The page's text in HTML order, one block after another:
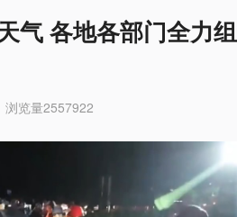
气 各地各部门全力
浏览量2557922